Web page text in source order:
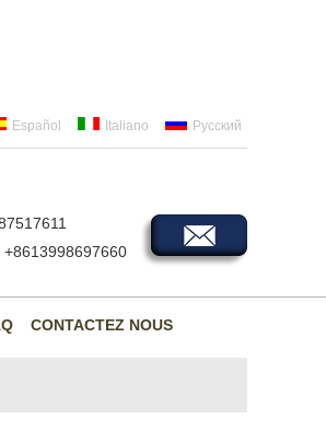
Español Italiano Русский
CONTACTEZ NOUS